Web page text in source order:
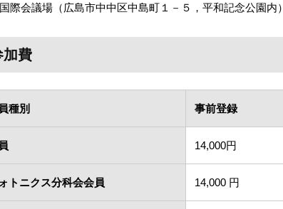
際会議場（広島市中中区中島町１－５，平和記念公園内）
加費
種別 事前登録
14,000円
トニクス分科会会員 14,000 円